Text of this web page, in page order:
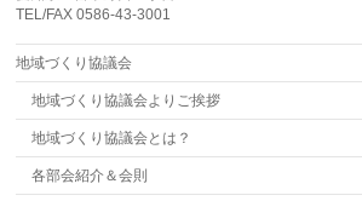
TEL/FAX 0586-43-3001
地域づくり協議会
地域づくり協議会よりご挨拶
地域づくり協議会とは？
各部会紹介＆会則